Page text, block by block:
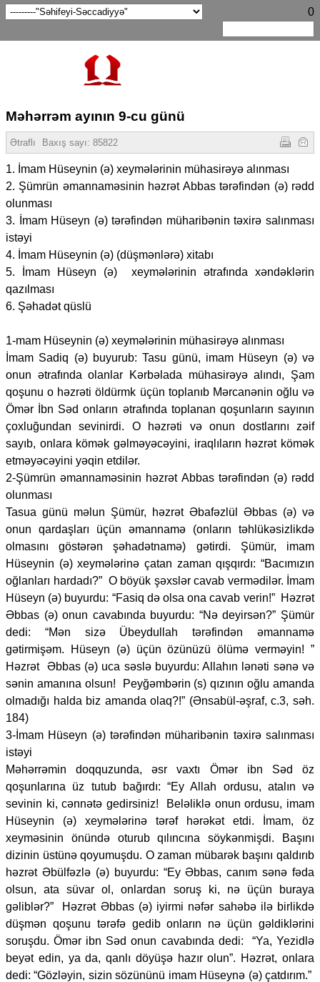
0
Məhərrəm ayının 9-cu günü
Ətraflı Baxış sayı: 85822
1. İmam Hüseynin (ə) xeymələrinin mühasirəyə alınması
2. Şümrün əmannaməsinin həzrət Abbas tərəfindən (ə) rədd
olunması
3. İmam Hüseyn (ə) tərəfindən müharibənin təxirə salınması
istəyi
4. İmam Hüseynin (ə) (düşmənlərə) xitabı
5. İmam Hüseyn (ə) xeymələrinin ətrafında xəndəklərin
qazılması
6. Şəhadət qüslü
1-mam Hüseynin (ə) xeymələrinin mühasirəyə alınması
İmam Sadiq (ə) buyurub: Tasu günü, imam Hüseyn (ə) və
onun ətrafında olanlar Kərbəlada mühasirəyə alındı, Şam
qoşunu o həzrəti öldürmk üçün toplanıb Mərcanənin oğlu və
Ömər İbn Səd onların ətrafında toplanan qoşunların sayının
çoxluğundan sevinirdi. O həzrəti və onun dostlarını zəif
sayıb, onlara kömək gəlməyəcəyini, iraqlıların həzrət kömək
etməyəcəyini yəqin etdilər.
2-Şümrün əmannaməsinin həzrət Abbas tərəfindən (ə) rədd
olunması
Tasua günü məlun Şümür, həzrət Əbafəzlül Əbbas (ə) və
onun qardaşları üçün əmannamə (onların təhlükəsizlikdə
olmasını göstərən şəhadətnamə) gətirdi. Şümür, imam
Hüseynin (ə) xeymələrinə çatan zaman qışqırdı: “Bacımızın
oğlanları hardadı?” O böyük şəxslər cavab vermədilər. İmam
Hüseyn (ə) buyurdu: “Fasiq də olsa ona cavab verin!” Həzrət
Əbbas (ə) onun cavabında buyurdu: “Nə deyirsən?” Şümür
dedi: “Mən sizə Übeydullah tərəfindən əmannamə
gətirmişəm. Hüseyn (ə) üçün özünüzü ölümə verməyin! ”
Həzrət Əbbas (ə) uca səslə buyurdu: Allahın lənəti sənə və
sənin amanına olsun! Peyğəmbərin (s) qızının oğlu amanda
olmadığı halda biz amanda olaq?!” (Ənsabül-əşraf, c.3, səh.
184)
3-İmam Hüseyn (ə) tərəfindən müharibənin təxirə salınması
istəyi
Məhərrəmin doqquzunda, əsr vaxtı Ömər ibn Səd öz
qoşunlarına üz tutub bağırdı: “Ey Allah ordusu, atalın və
sevinin ki, cənnətə gedirsiniz! Beləliklə onun ordusu, imam
Hüseynin (ə) xeymələrinə tərəf hərəkət etdi. İmam, öz
xeyməsinin önündə oturub qılıncına söykənmişdi. Başını
dizinin üstünə qoyumuşdu. O zaman mübarək başını qaldırıb
həzrət Əbülfəzlə (ə) buyurdu: “Ey Əbbas, canım sənə fəda
olsun, ata süvar ol, onlardan soruş ki, nə üçün buraya
gəliblər?” Həzrət Əbbas (ə) iyirmi nəfər sahəbə ilə birlikdə
düşmən qoşunu tərəfə gedib onların nə üçün gəldiklərini
soruşdu. Ömər ibn Səd onun cavabında dedi: “Ya, Yezidlə
beyət edin, ya da, qanlı döyüşə hazır olun”. Həzrət, onlara
dedi: “Gözləyin, sizin sözününü imam Hüseynə (ə) çatdırım.”